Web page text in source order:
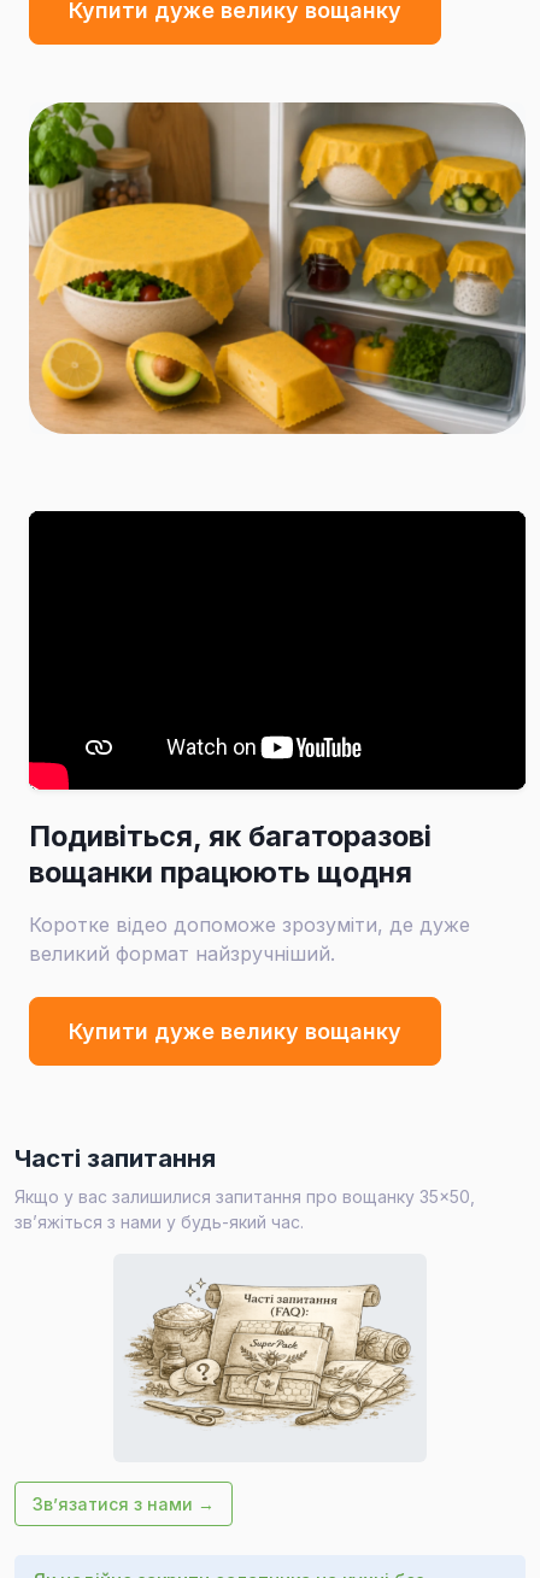
Купити дуже велику вощанку
Подивіться, як багаторазові
вощанки працюють щодня
Коротке відео допоможе зрозуміти, де дуже
великий формат найзручніший.
Купити дуже велику вощанку
Часті запитання
Якщо у вас залишилися запитання про вощанку 35×50,
зв’яжіться з нами у будь-який час.
Зв’язатися з нами →